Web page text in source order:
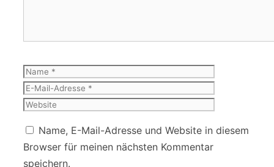
Name
Name, E-Mail-Adresse und Website in diesem
Browser für meinen nächsten Kommentar
speichern.